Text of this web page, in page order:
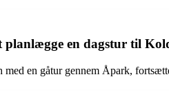
planlægge en dagstur til
med en gåtur gennem Åpark,